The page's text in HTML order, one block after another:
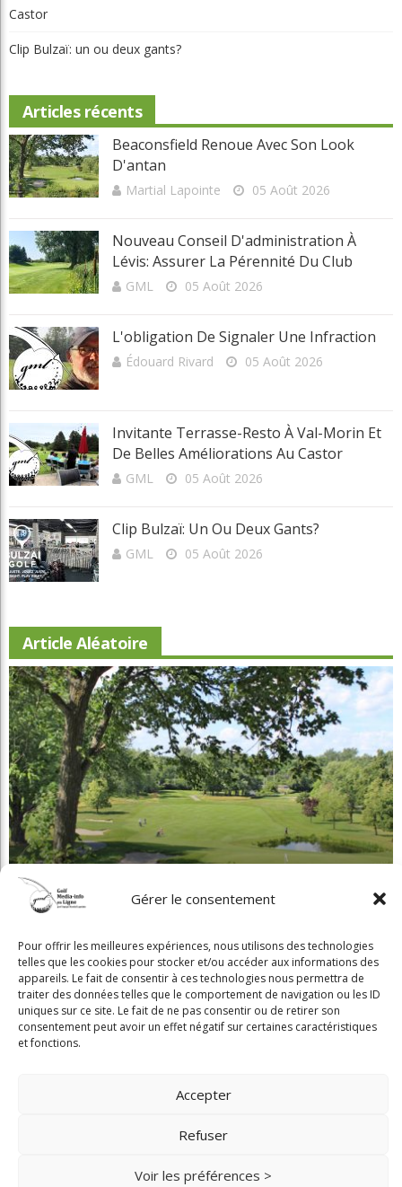
Gérer le consentement
Pour offrir les meilleures expériences, nous utilisons des technologies
telles que les cookies pour stocker et/ou accéder aux informations des
appareils. Le fait de consentir à ces technologies nous permettra de
traiter des données telles que le comportement de navigation ou les ID
uniques sur ce site. Le fait de ne pas consentir ou de retirer son
consentement peut avoir un effet négatif sur certaines caractéristiques
et fonctions.
Accepter
Refuser
Voir les préférences >
Les règles selon Édouard
Montreal
Parcours
Portraits
Potinage
Réflexion
Tournois et résultats
Toutes les régions
Articles récents
Beaconsfield renoue avec son look d'antan
Nouveau conseil d'administration à Lévis: assurer la pérennité du
club
Invitante terrasse-resto à Val-Morin et de belles améliorations au
Castor
Articles récents
Beaconsfield Renoue Avec Son Look
D'antan
Martial Lapointe 05 Août 2026
Nouveau Conseil D'administration À
Lévis: Assurer La Pérennité Du Club
GML 05 Août 2026
L'obligation De Signaler Une Infraction
Invitante Terrasse-Resto À Val-Morin Et
De Belles Améliorations Au Castor
GML 05 Août 2026
05 Août 2026